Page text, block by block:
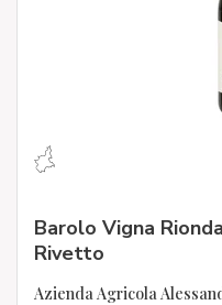
Barolo Vigna
Rivetto
Azienda Agricola